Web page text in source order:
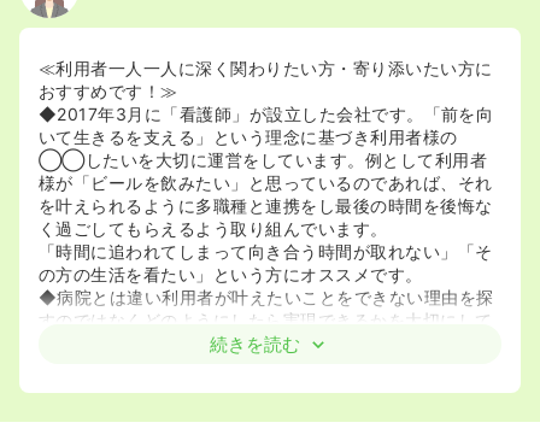
≪利用者一人一人に深く関わりたい方・寄り添いたい方に
おすすめです！≫
◆2017年3月に「看護師」が設立した会社です。「前を向
いて生きるを支える」という理念に基づき利用者様の
◯◯したいを大切に運営をしています。例として利用者
様が「ビールを飲みたい」と思っているのであれば、それ
を叶えられるように多職種と連携をし最後の時間を後悔な
く過ごしてもらえるよう取り組んでいます。
「時間に追われてしまって向き合う時間が取れない」「そ
の方の生活を看たい」という方にオススメです。
◆病院とは違い利用者が叶えたいことをできない理由を探
すのではなくどのようにしたら実現できるかを大切にして
<<終末期に関わることができます！>>
続きを読む